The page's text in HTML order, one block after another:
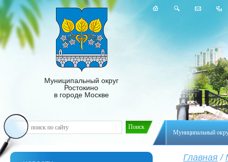
Муниципальный
Муниципальный округ
Ростокино
в городе Москве
Главная /